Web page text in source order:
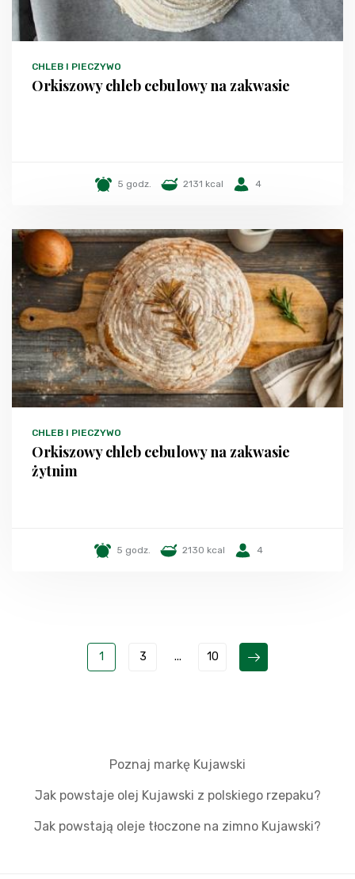
CHLEB I PIECZYWO
Orkiszowy chleb cebulowy na zakwasie
5 godz. 2131 kcal 4
CHLEB I PIECZYWO
Orkiszowy chleb cebulowy na zakwasie
żytnim
5 godz. 2130 kcal 4
1 3 ... 10
Poznaj markę Kujawski
Jak powstaje olej Kujawski z polskiego rzepaku?
Jak powstają oleje tłoczone na zimno Kujawski?